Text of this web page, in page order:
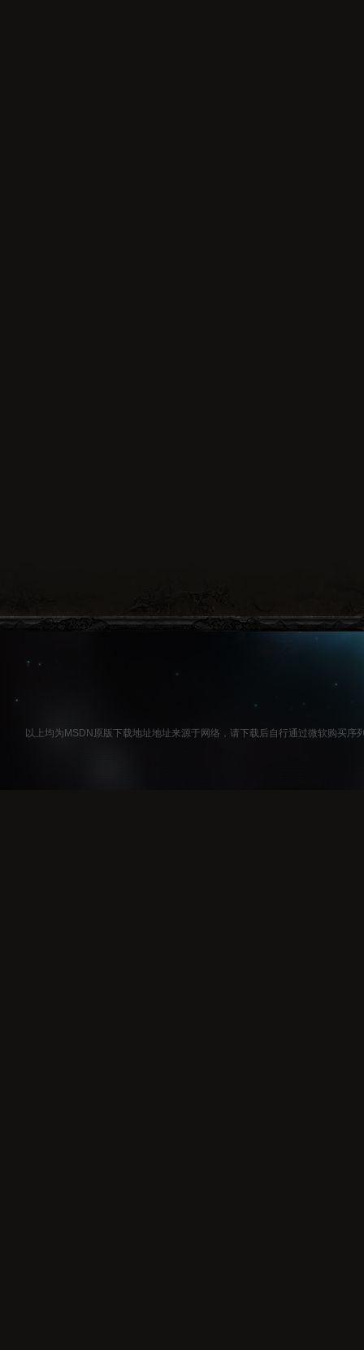
以上均为MSDN原版下载地址地址来源于网络，请下载后自行通过微软购买